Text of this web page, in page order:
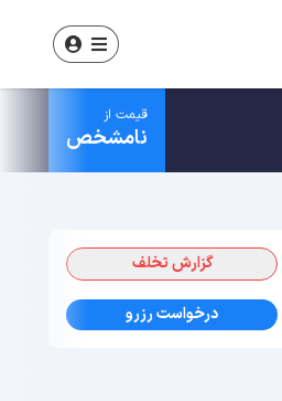
قیمت از
نامشخص
گزارش تخلف
درخواست رزرو